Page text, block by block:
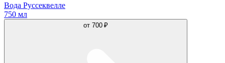
Вода Руссеквелле
750 мл
от 700 ₽